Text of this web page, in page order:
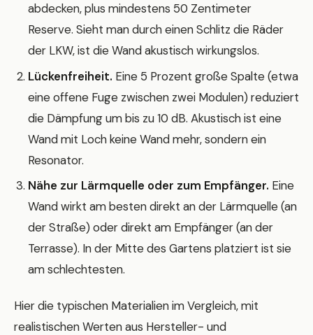
abdecken, plus mindestens 50 Zentimeter
Reserve. Sieht man durch einen Schlitz die Räder
der LKW, ist die Wand akustisch wirkungslos.
Lückenfreiheit. Eine 5 Prozent große Spalte (etwa
eine offene Fuge zwischen zwei Modulen) reduziert
die Dämpfung um bis zu 10 dB. Akustisch ist eine
Wand mit Loch keine Wand mehr, sondern ein
Resonator.
Nähe zur Lärmquelle oder zum Empfänger. Eine
Wand wirkt am besten direkt an der Lärmquelle (an
der Straße) oder direkt am Empfänger (an der
Terrasse). In der Mitte des Gartens platziert ist sie
am schlechtesten.
Hier die typischen Materialien im Vergleich, mit
realistischen Werten aus Hersteller- und